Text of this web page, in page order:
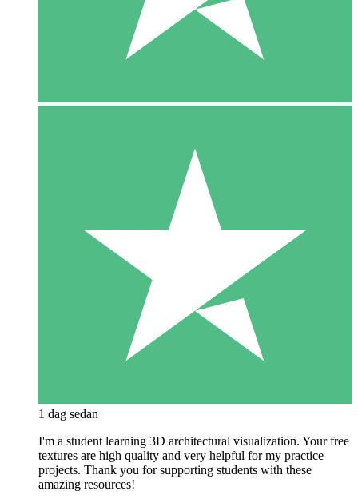
1 dag sedan
I'm a student learning 3D architectural visualization. Your free
textures are high quality and very helpful for my practice
projects. Thank you for supporting students with these
amazing resources!